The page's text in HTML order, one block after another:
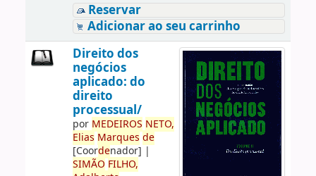
Reservar
Adicionar ao seu carrinho
Direito dos
negócios
aplicado: do
direito
processual/
por MEDEIROS NETO,
Elias Marques de
[Coordenador] |
SIMÃO FILHO,